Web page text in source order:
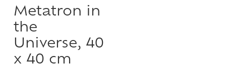
Metatron in
the
Universe, 40
x 40 cm